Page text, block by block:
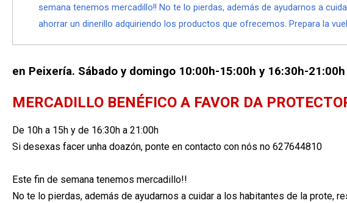
semana tenemos mercadillo!! No te lo pierdas, además de ayudarnos a
ahorrar un dinerillo adquiriendo los productos que ofrecemos. Prepara la
en Peixería. Sábado y domingo 10:00h-15:00h y 16:30h-21:00h
MERCADILLO BENÉFICO A FAVOR DA
De 10h a 15h y de 16:30h a 21:00h
Si desexas facer unha doazón, ponte en contacto con nós no 627644810
Este fin de semana tenemos mercadillo!!
No te lo pierdas, además de ayudarnos a cuidar a los habitantes de la prote,